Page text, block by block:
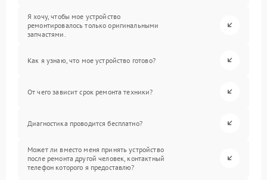
Я хочу, чтобы мое устройство
ремонтировалось только оригинальными
запчастями.
Как я узнаю, что мое устройство готово?
От чего зависит срок ремонта техники?
Диагностика проводится бесплатно?
Может ли вместо меня принять устройство
после ремонта другой человек, контактный
телефон которого я предоставлю?